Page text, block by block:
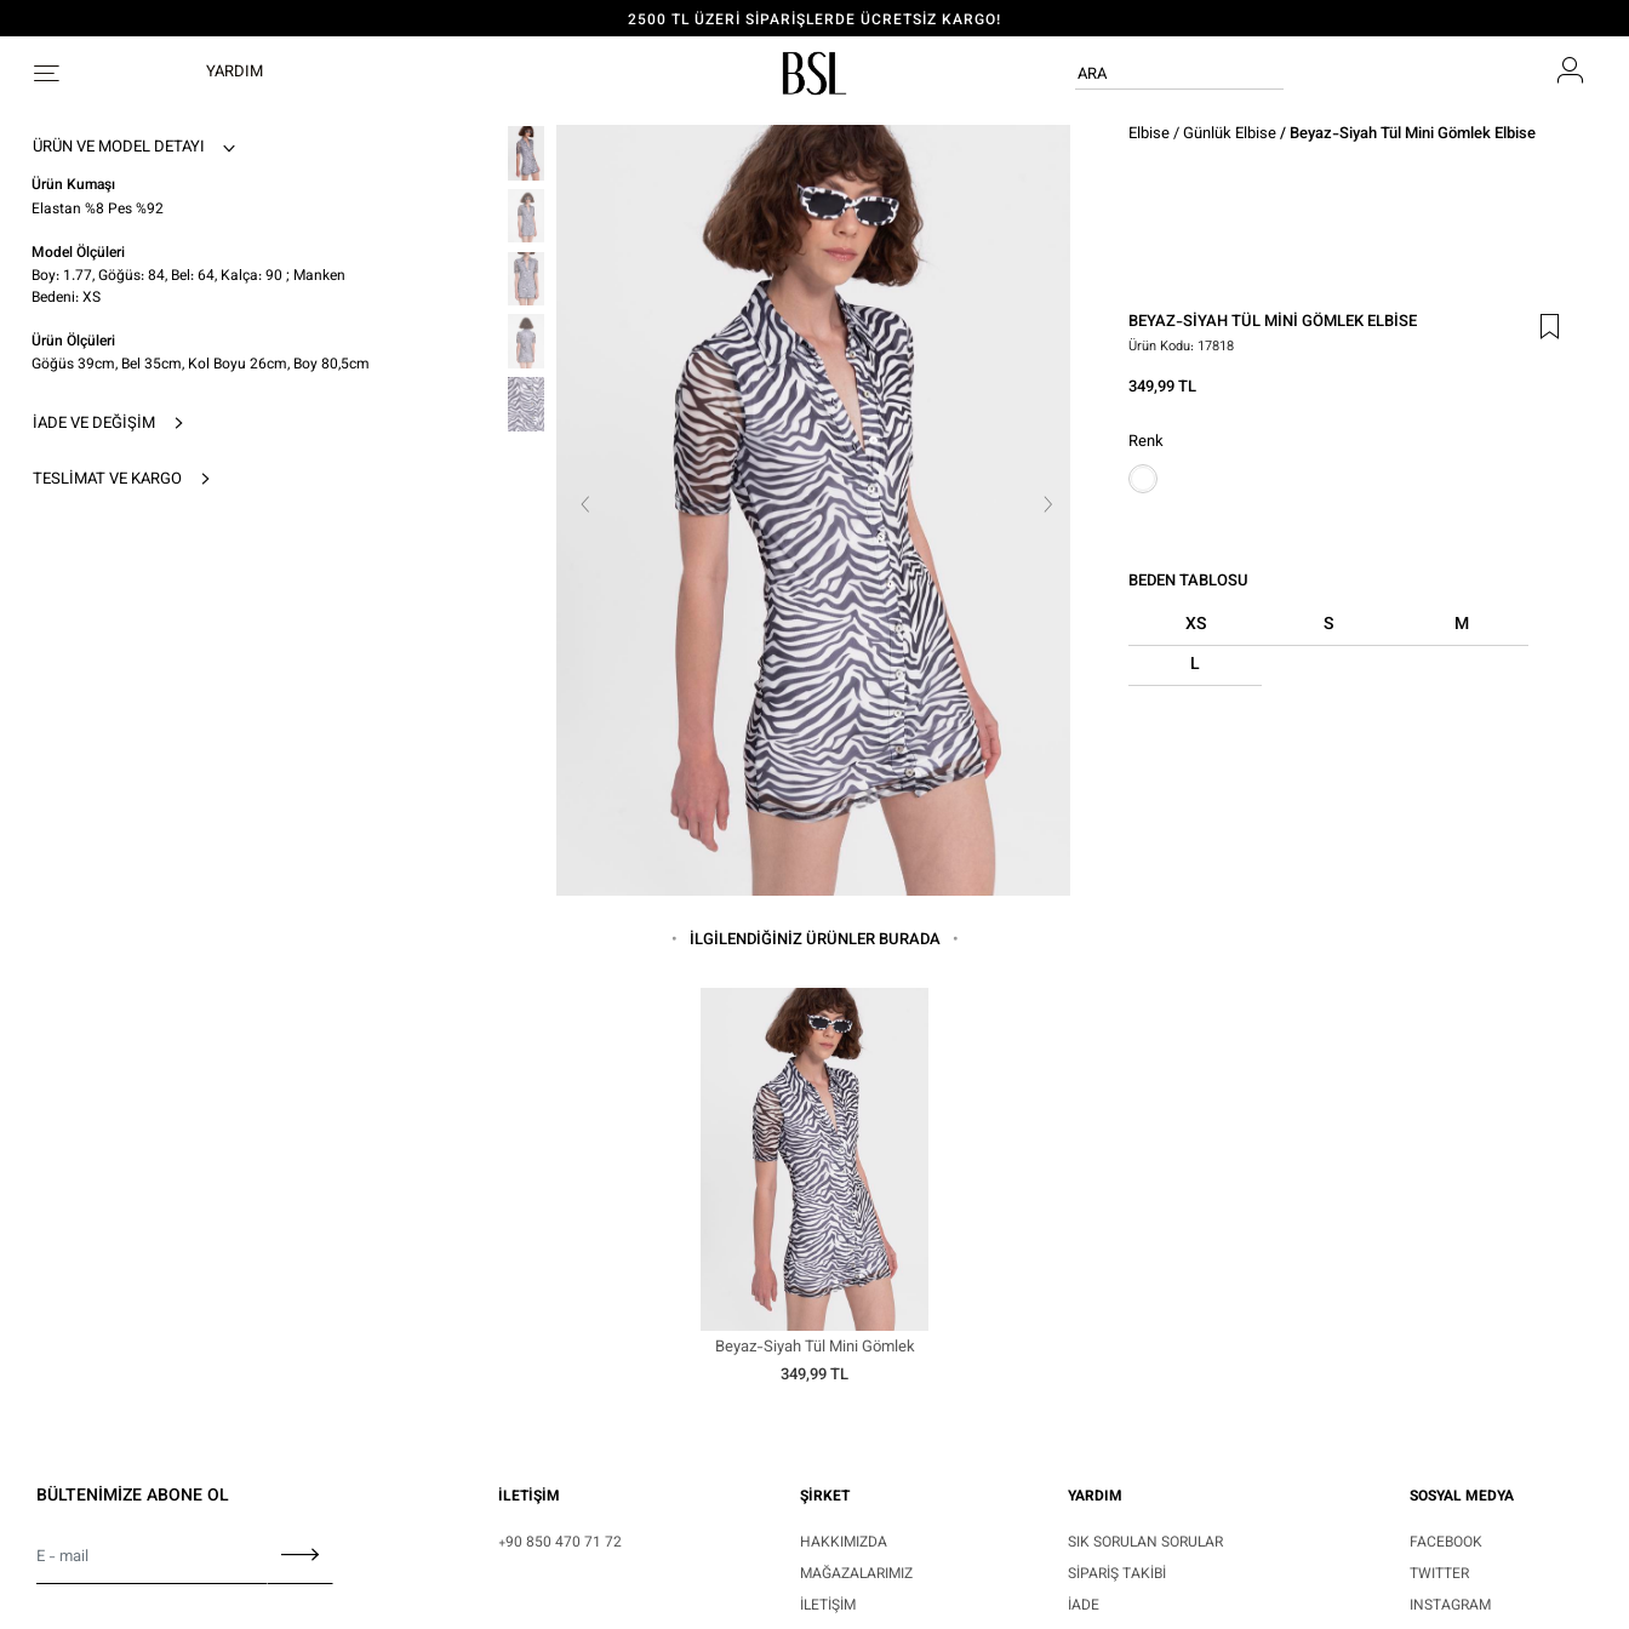
2500 TL ÜZERİ SİPARİŞLERDE ÜCRETSİZ KARGO!
ÜYE OL, 150 TL İNDİRİM KODU KAZAN!
YARDIM
ÜRÜN VE MODEL DETAYI
Ürün Kumaşı
Elastan %8 Pes %92
Model Ölçüleri
Boy: 1.77, Göğüs: 84, Bel: 64, Kalça: 90 ; Manken
Bedeni: XS
Ürün Ölçüleri
Göğüs 39cm, Bel 35cm, Kol Boyu 26cm, Boy 80,5cm
İADE VE DEĞIŞIM
TESLIMAT VE KARGO
Elbise/Günlük Elbise/ Beyaz-Siyah Tül Mini Gömlek Elbise
BEYAZ-SIYAH TÜL MINI GÖMLEK ELBISE
Ürün Kodu: 17818
349,99 TL
Renk
BEDEN TABLOSU
XS S
M
L
İLGİLENDİĞİNİZ ÜRÜNLER BURADA
Beyaz-Siyah Tül Mini Gömlek
Elbise
349,99 TL
BÜLTENİMİZE ABONE OL İLETİŞİM
+90 850 470 71 72
ŞİRKET
HAKKIMIZDA
MAĞAZALARIMIZ
İLETIŞIM
YARDIM
SIK SORULAN SORULAR
SIPARIŞ TAKIBI
İADE
SOSYAL MEDYA
FACEBOOK
TWITTER
INSTAGRAM